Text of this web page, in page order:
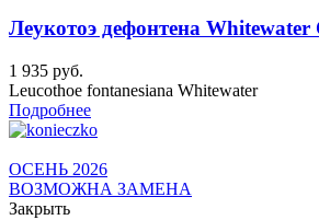
Леукотоэ дефонтена Whitewater
1 935 руб.
Leucothoe fontanesiana Whitewater
Подробнее
ОСЕНЬ 2026
ВОЗМОЖНА ЗАМЕНА
Закрыть